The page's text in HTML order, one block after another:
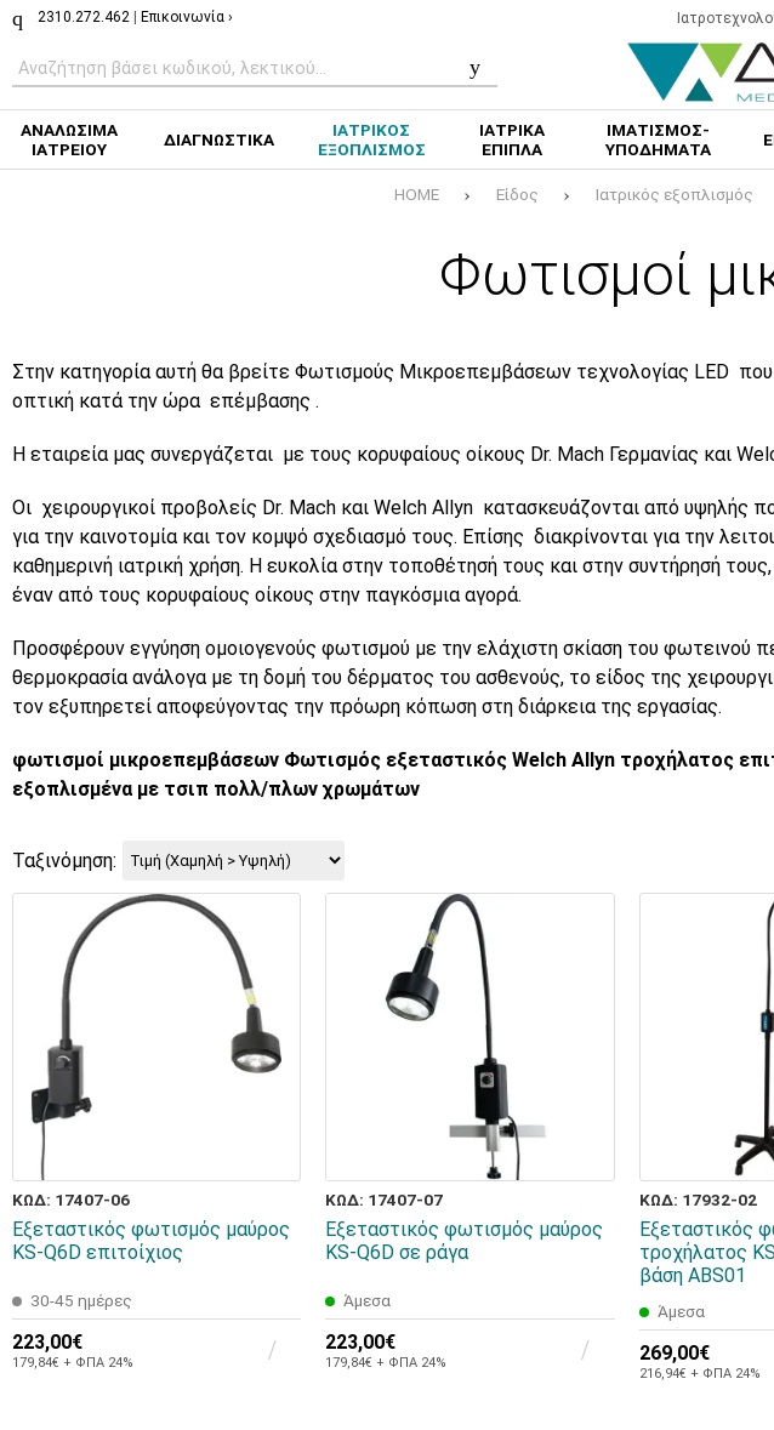
2310.272.462 Επικοινωνία ›
ΑΝΑΛΩΣΙΜΑ
ΙΑΤΡΕΙΟΥ
ΔΙΑΓΝΩΣΤΙΚΑ
ΙΑΤΡΙΚΟΣ
ΕΞΟΠΛΙΣΜΟΣ
ΙΑΤΡΙΚΑ
ΕΠΙΠΛΑ
ΙΜΑΤΙΣΜΟΣ-
ΥΠΟΔΗΜΑΤΑ
HOME Είδος Ιατρικός εξοπλισμός
Φωτισμοί
Στην κατηγορία αυτή θα βρείτε Φωτισμούς Μικροεπεμβάσεων τεχνολογίας LED
οπτική κατά την ώρα επέμβασης .
Η εταιρεία μας συνεργάζεται με τους κορυφαίους οίκους Dr. Mach Γερμανίας και
Οι χειρουργικοί προβολείς Dr. Mach και Welch Allyn κατασκευάζονται από υψηλής
για την καινοτομία και τον κομψό σχεδιασμό τους. Επίσης διακρίνονται για την
καθημερινή ιατρική χρήση. Η ευκολία στην τοποθέτησή τους και στην συντήρησή
έναν από τους κορυφαίους οίκους στην παγκόσμια αγορά.
Προσφέρουν εγγύηση ομοιογενούς φωτισμού με την ελάχιστη σκίαση του φωτεινού
θερμοκρασία ανάλογα με τη δομή του δέρματος του ασθενούς, το είδος της
τον εξυπηρετεί αποφεύγοντας την πρόωρη κόπωση στη διάρκεια της εργασίας.
φωτισμοί μικροεπεμβάσεων Φωτισμός εξεταστικός Welch Allyn τροχήλατος
εξοπλισμένα με τσιπ πολλ/πλων χρωμάτων
Ταξινόμηση:
ΚΩΔ: 17407-06
Εξεταστικός φωτισμός μαύρος
KS-Q6D επιτοίχιος
30-45 ημέρες
223,00€
179,84€ + ΦΠΑ 24%
ΚΩΔ: 17407-07
Εξεταστικός φωτισμός μαύρος
KS-Q6D σε ράγα
Άμεσα
223,00€
179,84€ + ΦΠΑ 24%
ΚΩΔ: 17932-02
Εξεταστικός
τροχήλατος
βάση ABS01
Άμεσα
269,00€
216,94€ + ΦΠΑ 24%